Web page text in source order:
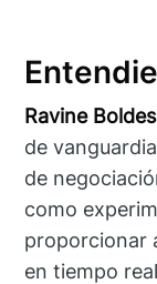
Ravine
de
de
como
proporcionar
en tiempo